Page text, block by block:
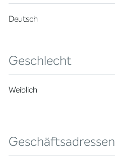
Deutsch
Geschlecht
Weiblich
Geschäftsadressen